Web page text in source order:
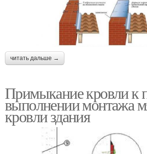
читать дальше →
Примыкание кровли к
выполнении монтажа
кровли здания